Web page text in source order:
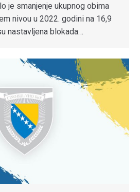
je smanjenje ukupnog obima
nivou u 2022. godini na 16,9
nastavljena blokada…